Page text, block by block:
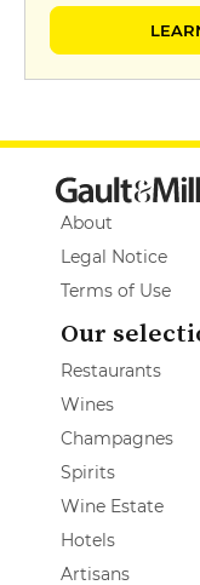
About
Legal Notice
Terms of Use
Our
Restaurants
Wines
Champagnes
Spirits
Wine Estate
Hotels
Artisans